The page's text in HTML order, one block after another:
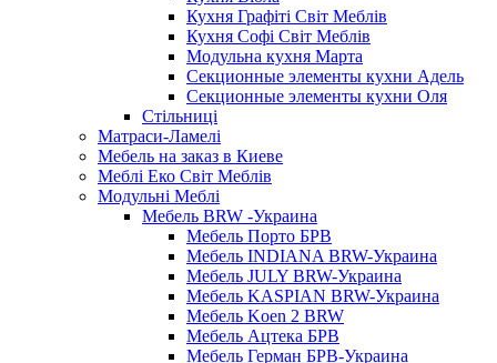
Кухня Графіті Світ Меблів
Кухня Софі Світ Меблів
Модульна кухня Марта
Секционные элементы кухни Адель
Секционные элементы кухни Оля
Стільниці
Матраси-Ламелі
Мебель на заказ в Киеве
Меблі Еко Світ Меблів
Модульні Меблі
Мебель BRW -Украина
Мебель Порто БРВ
Мебель INDIANA BRW-Украина
Мебель JULY BRW-Украина
Мебель KASPIAN BRW-Украина
Мебель Koen 2 BRW
Мебель Ацтека БРВ
Мебель Герман БРВ-Украина